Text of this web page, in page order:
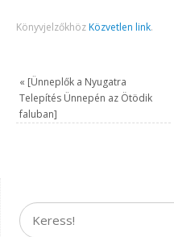
Könyvjelzőkhöz Közvetlen link.
« [Ünneplők a Nyugatra
Telepítés Ünnepén az Ötödik
faluban]